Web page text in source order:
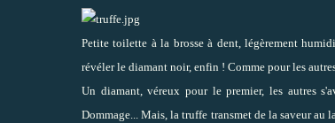
Petite toilette à la brosse à dent, légèrement
révéler le diamant noir, enfin ! Comme pour les
Un diamant, véreux pour le premier, les autres
Dommage... Mais, la truffe transmet de la saveur au